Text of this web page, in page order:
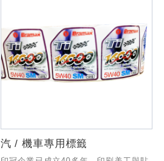
汽 / 機車專用標籤